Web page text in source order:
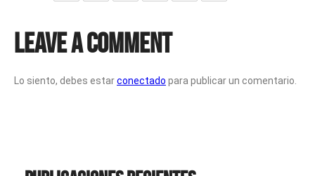
Leave a Comment
Lo siento, debes estarconectado para publicar un comentario.